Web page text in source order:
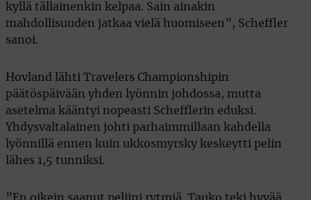
kyllä tällainenkin kelpaa. Sain ainakin
mahdollisuuden jatkaa vielä huomiseen”, Scheffler
sanoi.
Hovland lähti Travelers Championshipin
päätöspäivään yhden lyönnin johdossa, mutta
asetelma kääntyi nopeasti Schefflerin eduksi.
Yhdysvaltalainen johti parhaimmillaan kahdella
lyönnillä ennen kuin ukkosmyrsky keskeytti pelin
lähes 1,5 tunniksi.